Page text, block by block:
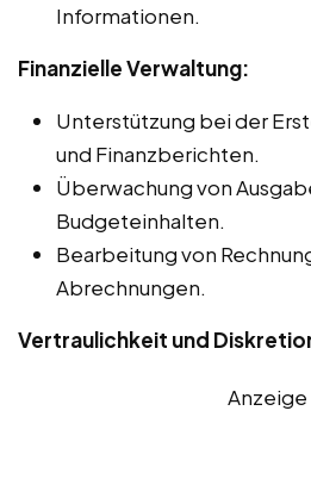
Informationen.
Finanzielle Verwaltung:
Unterstützung bei der
und Finanzberichten.
Überwachung von
Budgeteinhalten.
Bearbeitung von
Abrechnungen.
Vertraulichkeit und
Anzeige